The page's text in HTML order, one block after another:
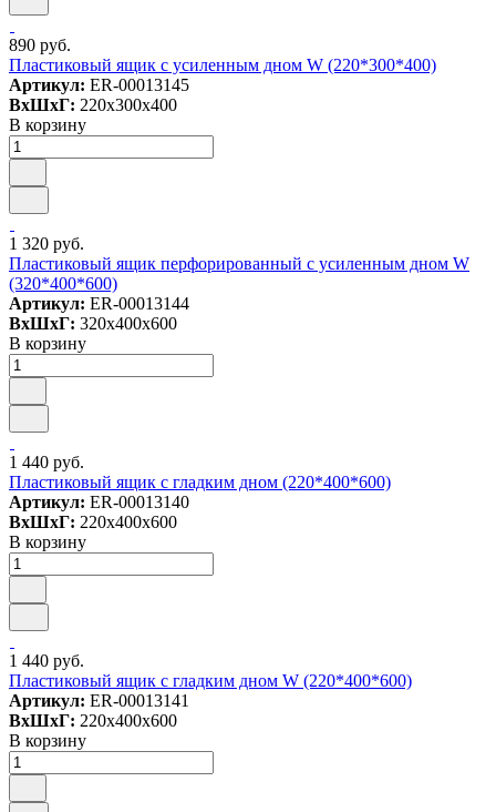
890 руб.
Пластиковый ящик c усиленным дном W (220*300*400)
Артикул: ER-00013145
ВxШxГ: 220x300x400
В корзину
1 320 руб.
Пластиковый ящик перфорированный c усиленным дном W
(320*400*600)
Артикул: ER-00013144
ВxШxГ: 320x400x600
В корзину
1 440 руб.
Пластиковый ящик с гладким дном (220*400*600)
Артикул: ER-00013140
ВxШxГ: 220x400x600
В корзину
1 440 руб.
Пластиковый ящик с гладким дном W (220*400*600)
Артикул: ER-00013141
ВxШxГ: 220x400x600
В корзину